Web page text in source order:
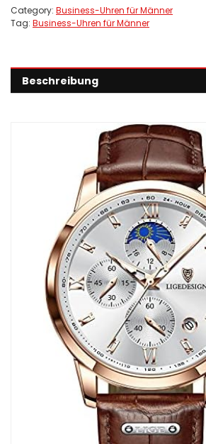
Category: Business-Uhren für Männer
Tag: Business-Uhren für Männer
Beschreibung